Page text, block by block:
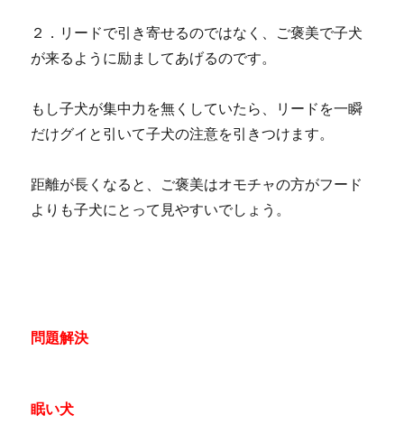
２．リードで引き寄せるのではなく、ご褒美で子犬
が来るように励ましてあげるのです。
もし子犬が集中力を無くしていたら、リードを一瞬
だけグイと引いて子犬の注意を引きつけます。
距離が長くなると、ご褒美はオモチャの方がフード
よりも子犬にとって見やすいでしょう。
問題解決
眠い犬